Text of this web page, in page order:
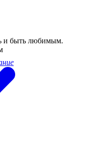
и быть любимым.